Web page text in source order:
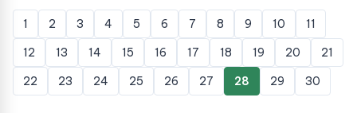
1 2 3 4 5 6 7 8 9 10
11
12
13 14 15 16 17 18 19 20
21
22
23 24 25 26 27 28 29 30